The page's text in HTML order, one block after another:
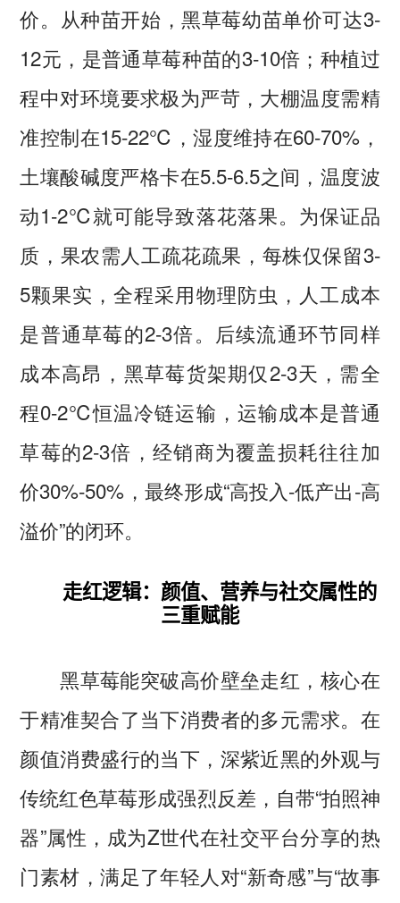
价。从种苗开始，黑草莓幼苗单价可达3-
12元，是普通草莓种苗的3-10倍；种植过
程中对环境要求极为严苛，大棚温度需精
准控制在15-22℃，湿度维持在60-70%，
土壤酸碱度严格卡在5.5-6.5之间，温度波
动1-2℃就可能导致落花落果。为保证品
质，果农需人工疏花疏果，每株仅保留3-
5颗果实，全程采用物理防虫，人工成本
是普通草莓的2-3倍。后续流通环节同样
成本高昂，黑草莓货架期仅2-3天，需全
程0-2℃恒温冷链运输，运输成本是普通
草莓的2-3倍，经销商为覆盖损耗往往加
价30%-50%，最终形成“高投入-低产出-高
溢价”的闭环。
走红逻辑：颜值、营养与社交属性的
三重赋能
黑草莓能突破高价壁垒走红，核心在
于精准契合了当下消费者的多元需求。在
颜值消费盛行的当下，深紫近黑的外观与
传统红色草莓形成强烈反差，自带“拍照神
器”属性，成为Z世代在社交平台分享的热
门素材，满足了年轻人对“新奇感”与“故事